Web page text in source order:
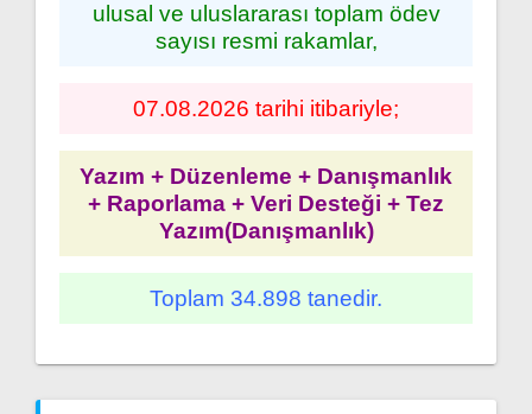
ulusal ve uluslararası toplam ödev
sayısı resmi rakamlar,
07.08.2026 tarihi itibariyle;
Yazım + Düzenleme + Danışmanlık
+ Raporlama + Veri Desteği + Tez
Yazım(Danışmanlık)
Toplam 34.898 tanedir.